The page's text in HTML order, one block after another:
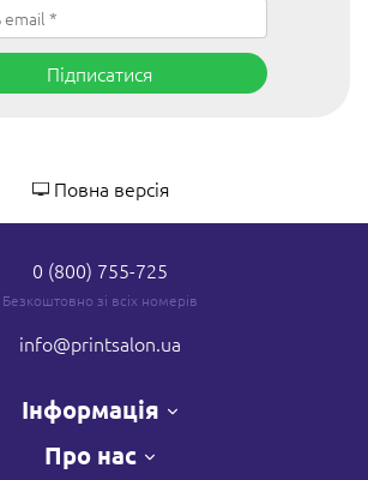
Підписатися
Повна версія
0 (800) 755-725
Безкоштовно зі всіх номерів
info@printsalon.ua
Інформація
Про нас